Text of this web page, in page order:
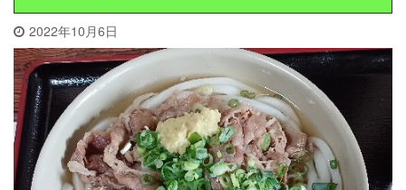
2022年10月6日